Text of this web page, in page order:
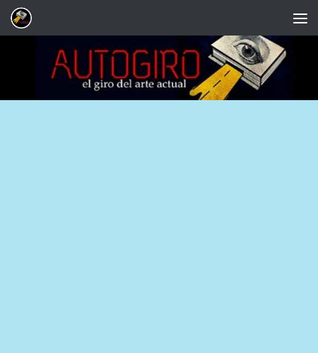
Saltar al contenido